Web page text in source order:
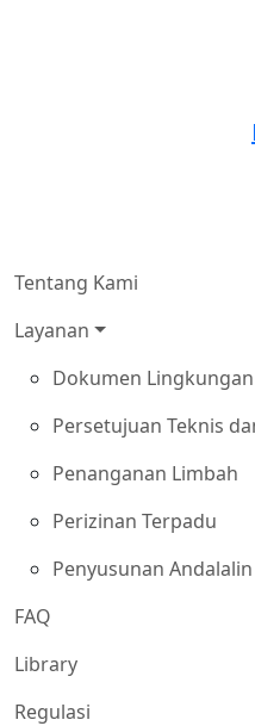
Tentang Kami
Layanan
Dokumen Lingkungan
Persetujuan Teknis
Penanganan Limbah
Perizinan Terpadu
Penyusunan Andalalin
FAQ
Library
Regulasi